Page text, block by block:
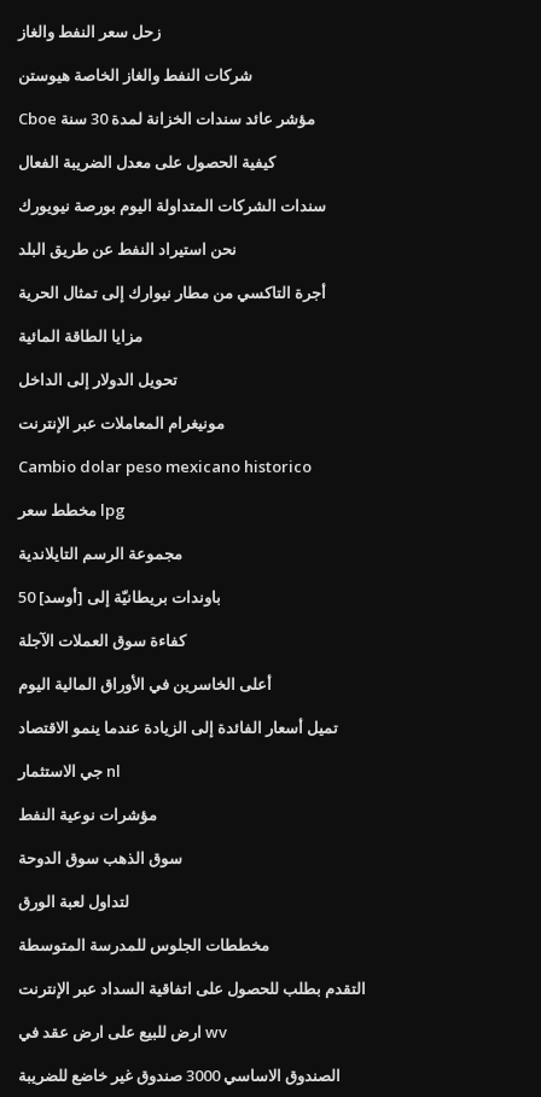
زحل سعر النفط والغاز
شركات النفط والغاز الخاصة هيوستن
Cboe مؤشر عائد سندات الخزانة لمدة 30 سنة
كيفية الحصول على معدل الضريبة الفعال
سندات الشركات المتداولة اليوم بورصة نيويورك
نحن استيراد النفط عن طريق البلد
أجرة التاكسي من مطار نيوارك إلى تمثال الحرية
مزايا الطاقة المائية
تحويل الدولار إلى الداخل
مونيغرام المعاملات عبر الإنترنت
Cambio dolar peso mexicano historico
مخطط سعر lpg
مجموعة الرسم التايلاندية
50 باوندات بريطانيّة إلى [أوسد]
كفاءة سوق العملات الآجلة
أعلى الخاسرين في الأوراق المالية اليوم
تميل أسعار الفائدة إلى الزيادة عندما ينمو الاقتصاد
جي الاستثمار nl
مؤشرات نوعية النفط
سوق الذهب سوق الدوحة
لتداول لعبة الورق
مخططات الجلوس للمدرسة المتوسطة
التقدم بطلب للحصول على اتفاقية السداد عبر الإنترنت
ارض للبيع على ارض عقد في wv
الصندوق الاساسي 3000 صندوق غير خاضع للضريبة